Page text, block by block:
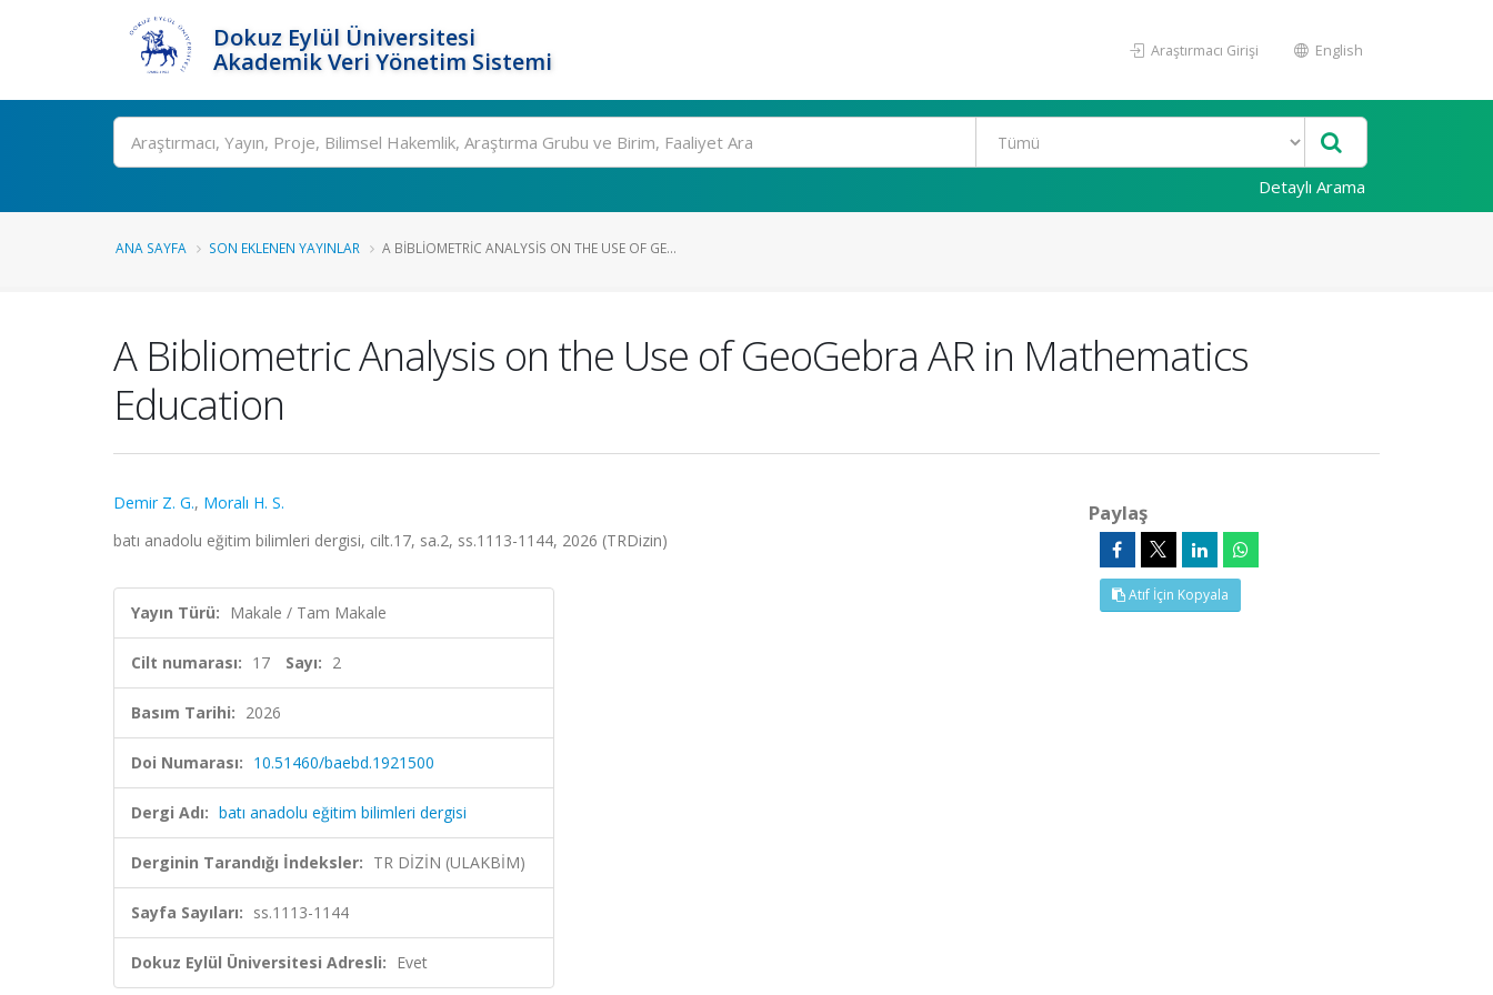
Dokuz Eylül Üniversitesi
Akademik Veri Yönetim Sistemi
Araştırmacı Girişi English
Ara
Detaylı Arama
ANA SAYFA SON EKLENEN YAYINLAR A BIBLIOMETRIC ANALYSIS ON THE USE OF GE...
A Bibliometric Analysis on the Use of GeoGebra AR in Mathematics
Education
Demir Z. G., Moralı H. S.
batı anadolu eğitim bilimleri dergisi, cilt.17, sa.2, ss.1113-1144, 2026 (TRDizin)
Yayın Türü: Makale / Tam Makale
Cilt numarası: 17 Sayı: 2
Basım Tarihi: 2026
Doi Numarası: 10.51460/baebd.1921500
Dergi Adı: batı anadolu eğitim bilimleri dergisi
Derginin Tarandığı İndeksler: TR DİZİN (ULAKBİM)
Sayfa Sayıları: ss.1113-1144
Dokuz Eylül Üniversitesi Adresli: Evet
Paylaş
Atıf İçin Kopyala